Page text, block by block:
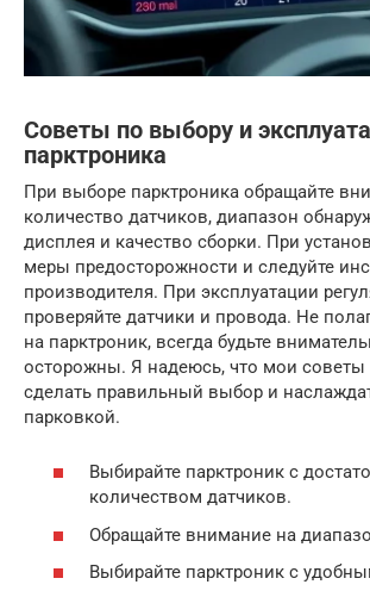
Советы по выбору и
парктроника
При выборе парктроника обращайте
количество датчиков, диапазон
дисплея и качество сборки. При
меры предосторожности и следуйте
производителя. При эксплуатации
проверяйте датчики и провода. Не
на парктроник, всегда будьте
осторожны. Я надеюсь, что мои советы
сделать правильный выбор и
парковкой.
Выбирайте парктроник с
количеством датчиков.
Обращайте внимание на
Выбирайте парктроник с